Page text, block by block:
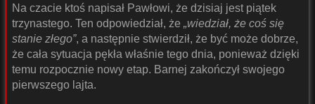
Na czacie ktoś napisał Pawłowi, że dzisiaj jest piątek
trzynastego. Ten odpowiedział, że „wiedział, że coś się
stanie złego”, a następnie stwierdził, że być może dobrze,
że cała sytuacja pękła właśnie tego dnia, ponieważ dzięki
temu rozpocznie nowy etap. Barnej zakończył swojego
pierwszego lajta.